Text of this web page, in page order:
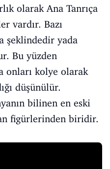
olarak Ana Tanrıça
vardır. Bazı
şeklindedir yada
Bu yüzden
onları kolye olarak
düşünülür.
bilinen en eski
figürlerinden biridir.